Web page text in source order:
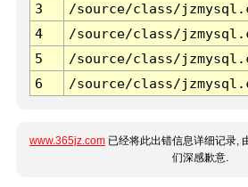
3 /source/class/
4
/source/class/
5
/source/class/
6
/source/class/
www.365jz.com 已经将此出错信息详细记录,
们深感歉意.